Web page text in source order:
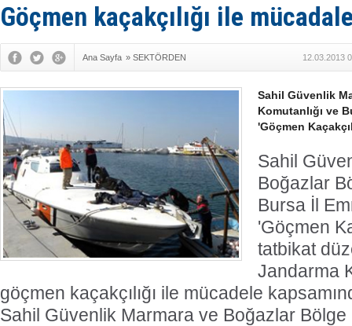
Fairline,
Göçmen kaçakçılığı ile
Ana Sayfa » SEKTÖRDEN 12.03.2013
Sahil Güvenlik
Komutanlığı ve
'Göçmen
Sahil
Boğazlar
Bursa İl
'Göçmen
tatbikat
Jandarma
göçmen kaçakçılığı ile mücadele
Sahil Güvenlik Marmara ve Boğazlar Bölge